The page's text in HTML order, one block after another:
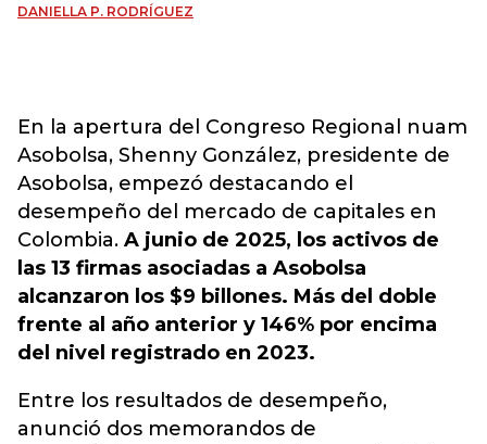
DANIELLA P. RODRÍGUEZ
En la apertura del Congreso Regional nuam
Asobolsa, Shenny González, presidente de
Asobolsa, empezó destacando el
desempeño del mercado de capitales en
Colombia. A junio de 2025, los activos de
las 13 firmas asociadas a Asobolsa
alcanzaron los $9 billones. Más del doble
frente al año anterior y 146% por encima
del nivel registrado en 2023.
Entre los resultados de desempeño,
anunció dos memorandos de